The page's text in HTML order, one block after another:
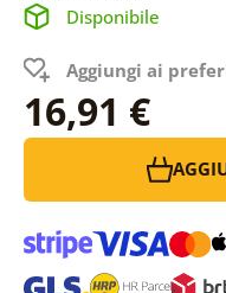
Disponibile
Aggiungi ai
16,91 €